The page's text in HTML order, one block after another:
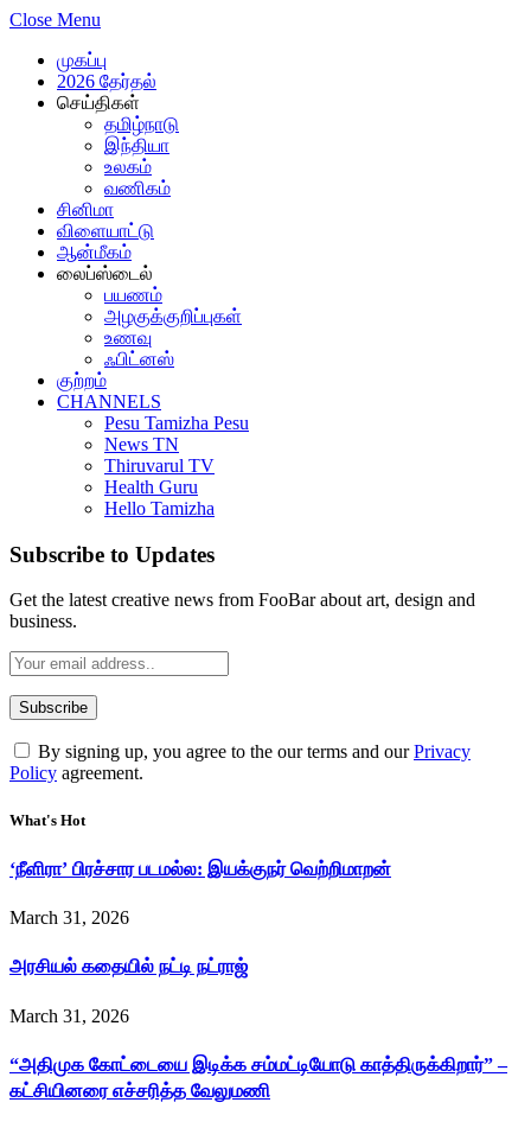
Close Menu
முகப்பு
2026 தேர்தல்
செய்திகள்
தமிழ்நாடு
இந்தியா
உலகம்
வணிகம்
சினிமா
விளையாட்டு
ஆன்மீகம்
லைப்ஸ்டைல்
பயணம்
அழகுக்குறிப்புகள்
உணவு
ஃபிட்னஸ்
குற்றம்
CHANNELS
Pesu Tamizha Pesu
News TN
Thiruvarul TV
Health Guru
Hello Tamizha
Subscribe to Updates
Get the latest creative news from FooBar about art, design and
business.
By signing up, you agree to the our terms and ourPrivacy
Policy agreement.
What's Hot
‘நீளிரா’ பிரச்சார படமல்ல: இயக்குநர் வெற்றிமாறன்
March 31, 2026
அரசியல் கதையில் நட்டி நட்ராஜ்
March 31, 2026
“அதிமுக கோட்டையை இடிக்க சம்மட்டியோடு காத்திருக்கிறார்” –
கட்சியினரை எச்சரித்த வேலுமணி